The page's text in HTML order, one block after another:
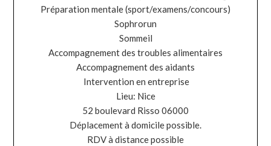
Préparation mentale (sport/examens/concours)
Sophrorun
Sommeil
Accompagnement des troubles alimentaires
Accompagnement des aidants
Intervention en entreprise
Lieu: Nice
52 boulevard Risso 06000
Déplacement à domicile possible.
RDV à distance possible